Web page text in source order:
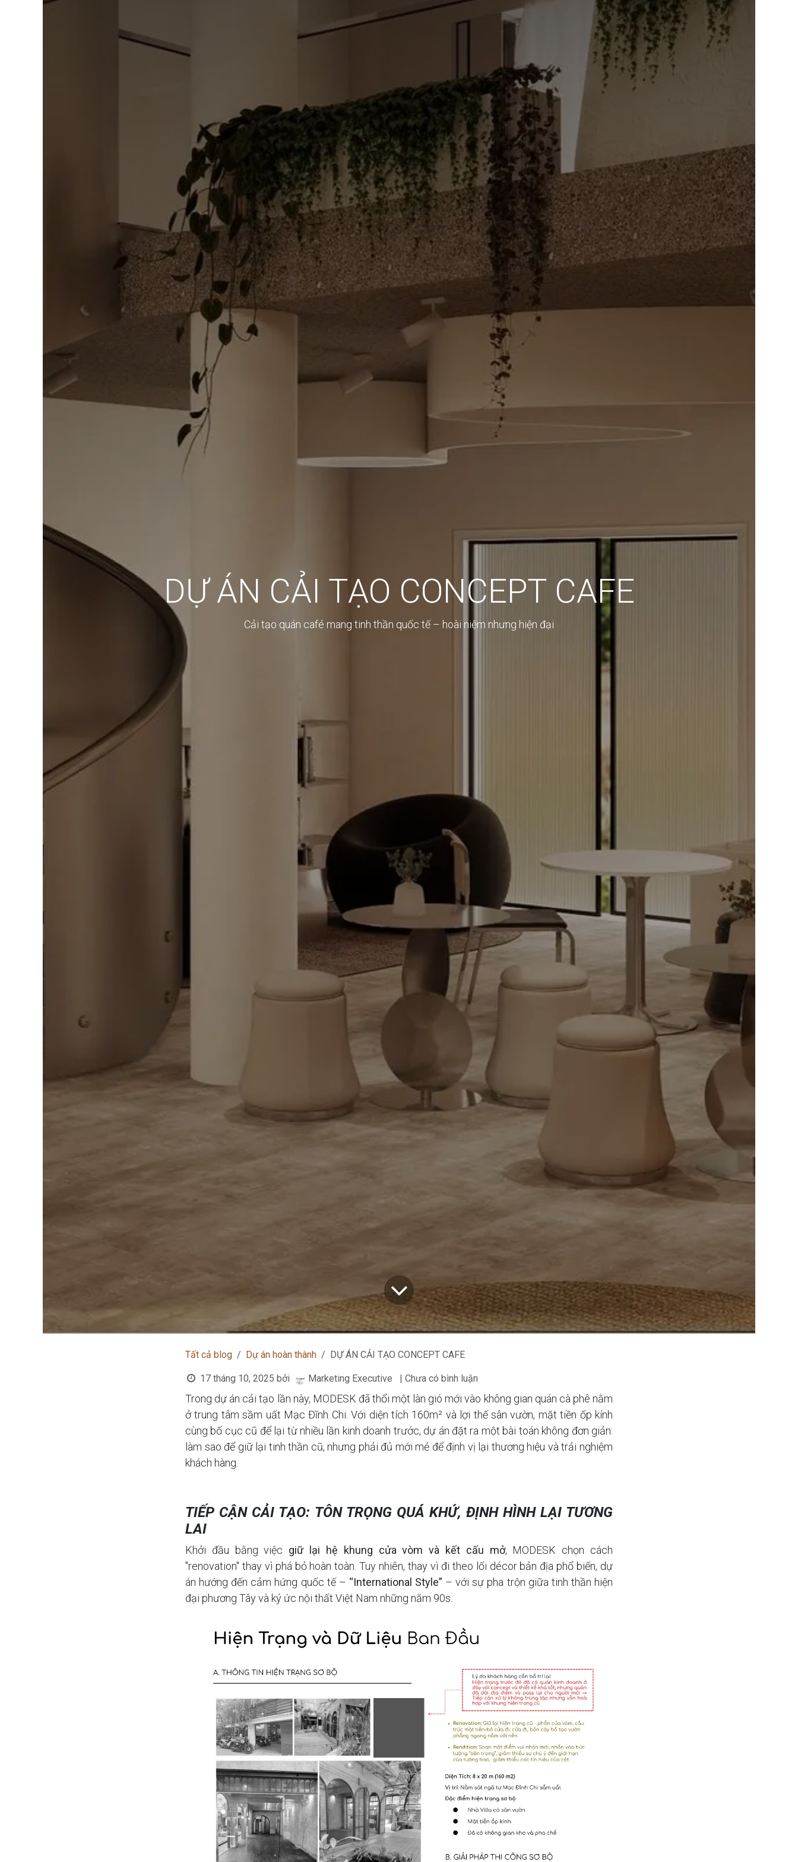
DỰ ÁN CẢI TẠO CONCEPT CAFE
Cải tạo quán café mang tinh thần quốc tế – hoài niệm nhưng hiện đại
Tất cả blog Dự án hoàn thành DỰ ÁN CẢI TẠO CONCEPT CAFE
17 tháng 10, 2025 bởi Marketing Executive | Chưa có bình luận
Trong dự án cải tạo lần này, MODESK đã thổi một làn gió mới vào không gian quán cà phê nằm
ở trung tâm sầm uất Mạc Đĩnh Chi. Với diện tích 160m² và lợi thế sân vườn, mặt tiền ốp kính
cùng bố cục cũ để lại từ nhiều lần kinh doanh trước, dự án đặt ra một bài toán không đơn giản:
làm sao để giữ lại tinh thần cũ, nhưng phải đủ mới mẻ để định vị lại thương hiệu và trải nghiệm
khách hàng.
TIẾP CẬN CẢI TẠO: TÔN TRỌNG QUÁ KHỨ, ĐỊNH HÌNH LẠI TƯƠNG
LAI
Khởi đầu bằng việc giữ lại hệ khung cửa vòm và kết cấu mở, MODESK chọn cách
"renovation" thay vì phá bỏ hoàn toàn. Tuy nhiên, thay vì đi theo lối décor bản địa phổ biến, dự
án hướng đến cảm hứng quốc tế – “International Style” – với sự pha trộn giữa tinh thần hiện
đại phương Tây và ký ức nội thất Việt Nam những năm 90s.